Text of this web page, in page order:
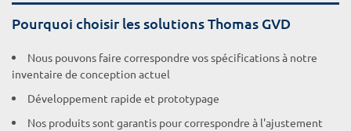
Pourquoi choisir les solutions Thomas GVD
Nous pouvons faire correspondre vos spécifications à notre
inventaire de conception actuel
Développement rapide et prototypage
Nos produits sont garantis pour correspondre à l'ajustement